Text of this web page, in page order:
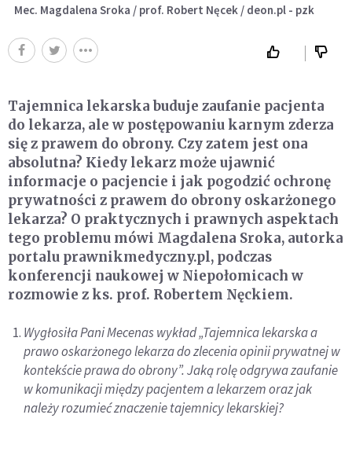
Mec. Magdalena Sroka / prof. Robert Nęcek / deon.pl - pzk
Tajemnica lekarska buduje zaufanie pacjenta
do lekarza, ale w postępowaniu karnym zderza
się z prawem do obrony. Czy zatem jest ona
absolutna? Kiedy lekarz może ujawnić
informacje o pacjencie i jak pogodzić ochronę
prywatności z prawem do obrony oskarżonego
lekarza? O praktycznych i prawnych aspektach
tego problemu mówi Magdalena Sroka, autorka
portalu prawnikmedyczny.pl, podczas
konferencji naukowej w Niepołomicach w
rozmowie z ks. prof. Robertem Nęckiem.
Wygłosiła Pani Mecenas wykład „Tajemnica lekarska a
prawo oskarżonego lekarza do zlecenia opinii prywatnej w
kontekście prawa do obrony”. Jaką rolę odgrywa zaufanie
w komunikacji między pacjentem a lekarzem oraz jak
należy rozumieć znaczenie tajemnicy lekarskiej?